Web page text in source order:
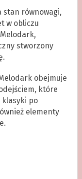
stan równowagi,
w obliczu
stworzony
obejmuje
które
klasyki po
elementy